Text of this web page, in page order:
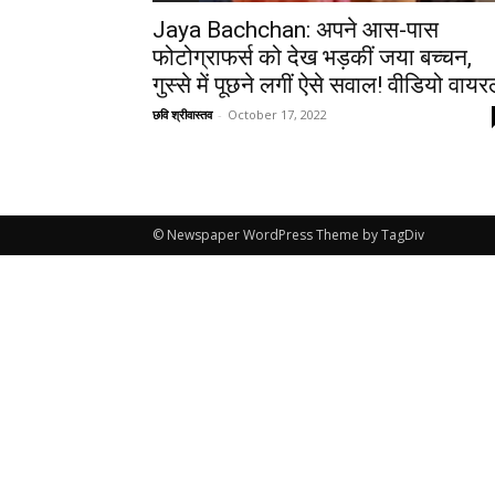
Jaya Bachchan: अपने आस-पास
फोटोग्राफर्स को देख भड़कीं जया बच्चन,
गुस्से में पूछने लगीं ऐसे सवाल! वीडियो
छवि श्रीवास्तव - October 17, 2022
© Newspaper WordPress Theme by TagDiv